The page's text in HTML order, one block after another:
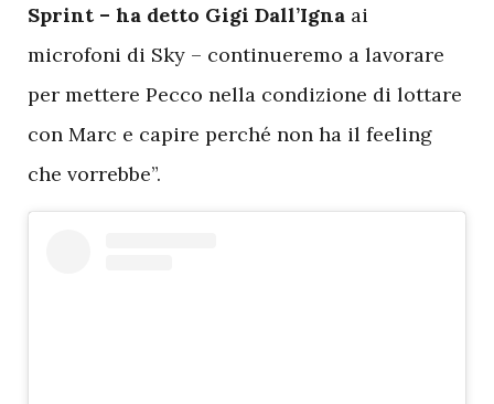
Sprint – ha detto Gigi Dall’Igna ai
microfoni di Sky – continueremo a lavorare
per mettere Pecco nella condizione di lottare
con Marc e capire perché non ha il feeling
che vorrebbe”.